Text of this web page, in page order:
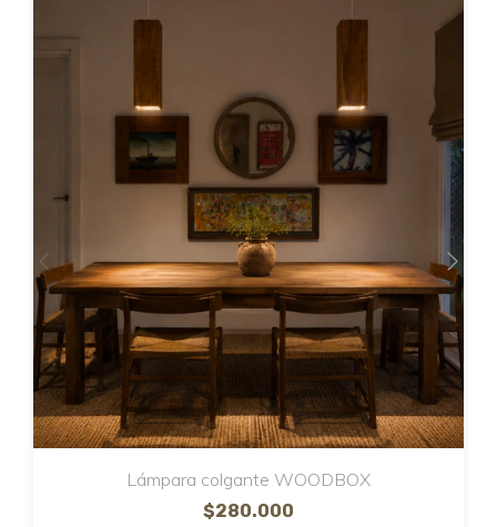
Lámpara colgante WOODBOX
$280.000